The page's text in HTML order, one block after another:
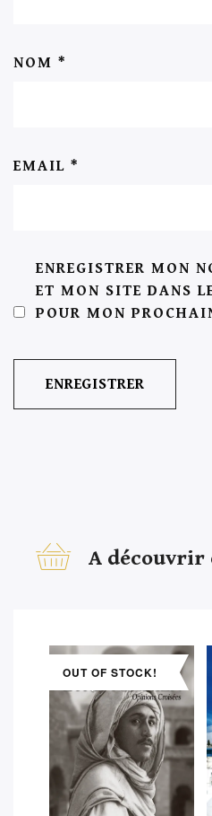
NOM *
EMAIL *
ENREGISTRER MON
ET MON SITE DANS
POUR MON
A découvrir
OUT OF STOCK!